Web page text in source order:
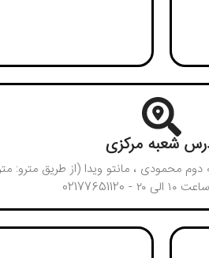
شعبه مرکزی
امام سجاد پلاک ۳۴۹ بالای بانک سپه ، طبقه دوم